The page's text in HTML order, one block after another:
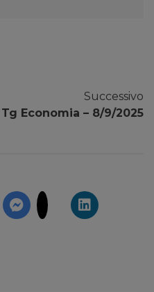
Successivo
Tg Economia – 8/9/2025